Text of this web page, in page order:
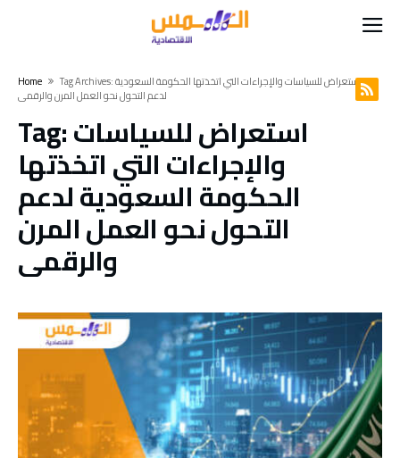
Home
Tag Archives: استعراض للسياسات والإجراءات التي اتخذتها الحكومة السعودية
لدعم التحول نحو العمل المرن والرقمي
Tag:استعراض للسياسات
والإجراءات التي اتخذتها
الحكومة السعودية لدعم
التحول نحو العمل المرن
والرقمي